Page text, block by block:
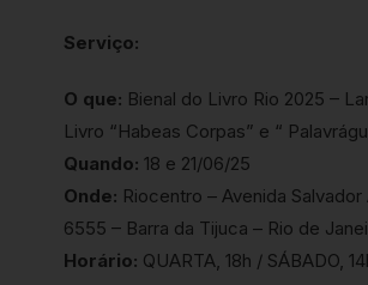
Serviço:
O que: Bienal do Livro Rio 2025 –
Livro “Habeas Corpas” e “
Quando: 18 e 21/06/25
Onde: Riocentro – Avenida Salvador
6555 – Barra da Tijuca – Rio de
Horário: QUARTA, 18h / SÁBADO,